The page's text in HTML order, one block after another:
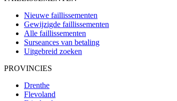
Nieuwe faillissementen
Gewijzigde faillissementen
Alle faillissementen
Surseances van betaling
Uitgebreid zoeken
PROVINCIES
Drenthe
Flevoland